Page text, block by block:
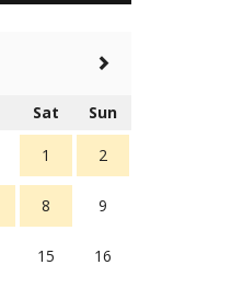
Sat Sun
1 2
8 9
15 16